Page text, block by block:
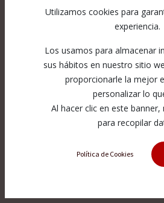
[D2717AA-00]
Utilizamos cookies para
experiencia.
Los usamos para almacenar
sus hábitos en nuestro sitio
proporcionarle la mejor
personalizar lo
Al hacer clic en este
para recopilar
Política de Cookies